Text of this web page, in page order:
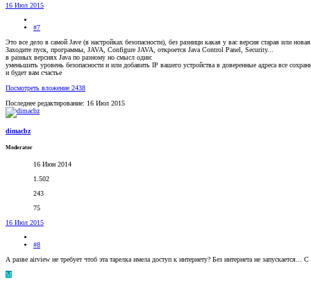
16 Июл 2015
#7
Это все дело в самой Jave (в настройках безопасности), без разници какая у вас версия старая или новая..
Заходите пуск, программы, JAVA, Configure JAVA, откроется Java Control Panel, Security...
в разных версиях Java по разному но смысл один:
уменьшить уровень безопасности и или добавить IP вашего устройства в доверенные адреса все
и будет вам счастье
Посмотреть вложение 2438
Последнее редактирование: 16 Июл 2015
dimacbz
Moderator
16 Июн 2014
1.502
243
75
16 Июл 2015
#8
А разве airview не требует чтоб эта тарелка имела доступ к интернету? Без интернета не запускается... С
M